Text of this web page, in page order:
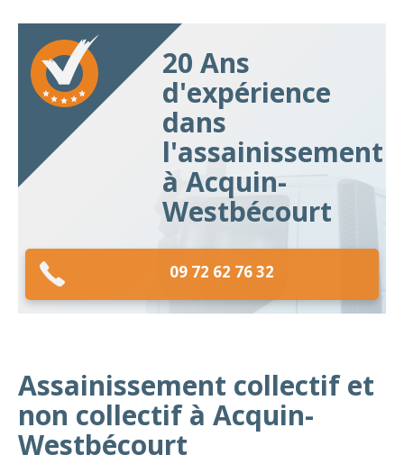
20 Ans
d'expérience
dans
l'assainissement
à Acquin-
Westbécourt
09 72 62 76 32
Assainissement collectif et
non collectif à Acquin-
Westbécourt